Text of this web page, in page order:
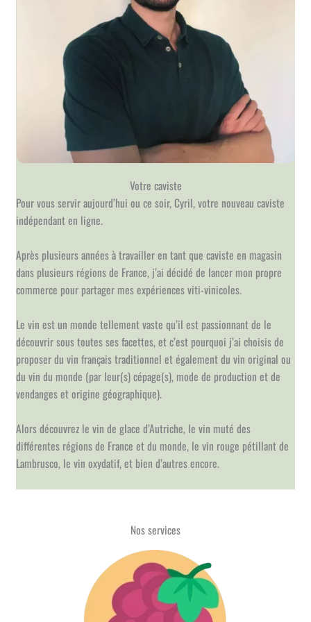
Votre caviste
Pour vous servir aujourd’hui ou ce soir, Cyril, votre nouveau caviste
indépendant en ligne.
Après plusieurs années à travailler en tant que caviste en magasin
dans plusieurs régions de France, j’ai décidé de lancer mon propre
commerce pour partager mes expériences viti-vinicoles.
Le vin est un monde tellement vaste qu’il est passionnant de le
découvrir sous toutes ses facettes, et c’est pourquoi j’ai choisis de
proposer du vin français traditionnel et également du vin original ou
du vin du monde (par leur(s) cépage(s), mode de production et de
vendanges et origine géographique).
Alors découvrez le vin de glace d’Autriche, le vin muté des
différentes régions de France et du monde, le vin rouge pétillant de
Lambrusco, le vin oxydatif, et bien d’autres encore.
Nos services